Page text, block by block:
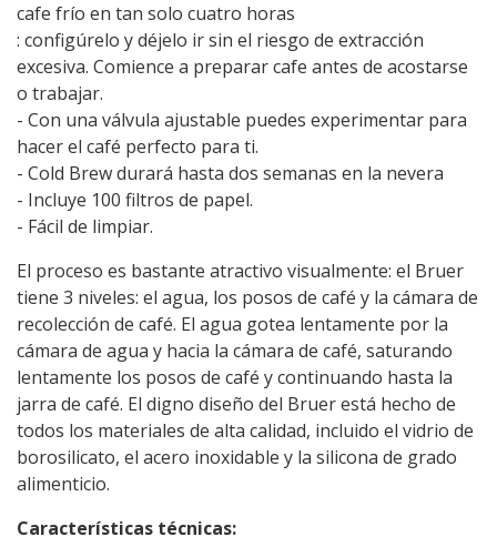
cafe frío en tan solo cuatro horas‎
‎: configúrelo y déjelo ir sin el riesgo de extracción
excesiva. Comience a preparar cafe antes de acostarse
o trabajar. ‎
‎- Con una válvula ajustable puedes experimentar para
hacer el café perfecto para ti. ‎
‎- Cold Brew durará hasta dos semanas en la nevera‎
‎- Incluye 100 filtros de papel. ‎
‎- Fácil de limpiar.‎
‎El proceso es bastante atractivo visualmente: el Bruer
tiene 3 niveles: el agua, los posos de café y la cámara de
recolección de café. El agua gotea lentamente por la
cámara de agua y hacia la cámara de café, saturando
lentamente los posos de café y continuando hasta la
jarra de café. El digno diseño del Bruer está hecho de
todos los materiales de alta calidad, incluido el vidrio de
borosilicato, el acero inoxidable y la silicona de grado
alimenticio.
‎Características técnicas:‎